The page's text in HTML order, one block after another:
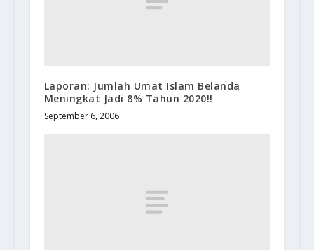
Laporan: Jumlah Umat Islam Belanda
Meningkat Jadi 8% Tahun 2020!!
September 6, 2006